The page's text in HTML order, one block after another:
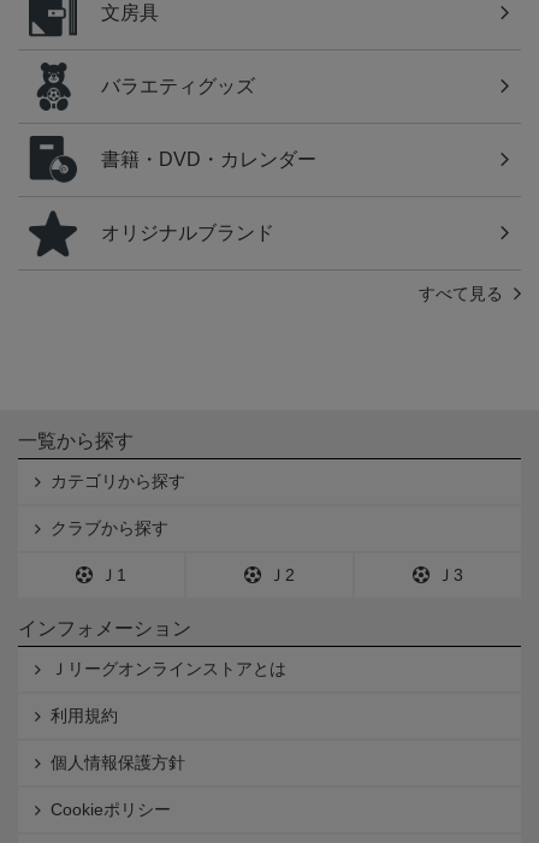
文房具
バラエティグッズ
書籍・DVD・カレンダー
オリジナルブランド
すべて見る
一覧から探す
カテゴリから探す
クラブから探す
Ｊ1 Ｊ2 Ｊ3
インフォメーション
Ｊリーグオンラインストアとは
利用規約
個人情報保護方針
Cookieポリシー